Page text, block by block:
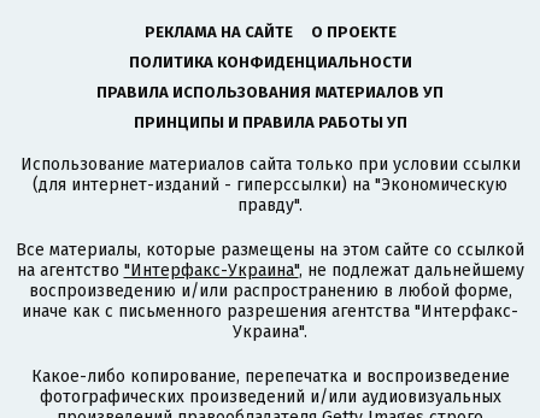
РЕКЛАМА НА САЙТЕ
О ПРОЕКТЕ
ПОЛИТИКА КОНФИДЕНЦИАЛЬНОСТИ
ПРАВИЛА ИСПОЛЬЗОВАНИЯ МАТЕРИАЛОВ УП
ПРИНЦИПЫ И ПРАВИЛА РАБОТЫ УП
Использование материалов сайта только при условии ссылки
(для интернет-изданий - гиперссылки) на "Экономическую
правду".
Все материалы, которые размещены на этом сайте со ссылкой
на агентство "Интерфакс-Украина", не подлежат дальнейшему
воспроизведению и/или распространению в любой форме,
иначе как с письменного разрешения агентства "Интерфакс-
Украина".
Какое-либо копирование, перепечатка и воспроизведение
фотографических произведений и/или аудиовизуальных